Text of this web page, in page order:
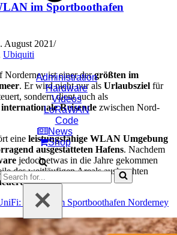
Administration
Hardware
Videos
LoRaWAN
Code
News
Shop
im Sportboothafen
August 2021
Ubiquiti
Norderney ist einer dergrößten im
. Er wird nicht nur als Urlaubsziel für
sondern dient auch als
internationale Reisende zwischen Nord-
eine leistungsfähige WLAN Umgebung
ausgestatteten Hafens. Nachdem
jedoch etwas in die Jahre gekommen
des weitläufigen Areals ausleuchten
werden.
WLAN im Sportboothafen Norderney